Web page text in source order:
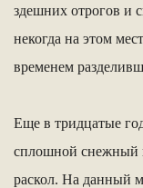
здешних отрогов и
некогда на этом
временем
Еще в тридцатые
сплошной снежный
раскол. На данный